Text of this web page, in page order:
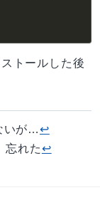
トールした後
いが…↩
忘れた↩